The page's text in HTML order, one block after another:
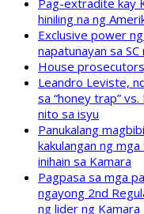
Pag-extradite kay
hiniling na ng
Exclusive power
napatunayan sa SC
House
Leandro Leviste,
sa “honey trap”
nito sa isyu
Panukalang
kakulangan ng
inihain sa Kamara
Pagpasa sa mga
ngayong 2nd
ng lider ng Kamara